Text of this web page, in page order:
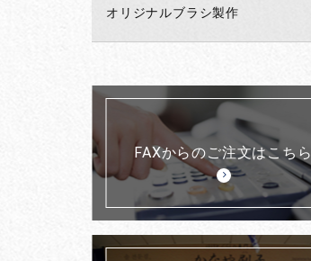
オリジナルブラシ製作
FAXからのご注文はこちら